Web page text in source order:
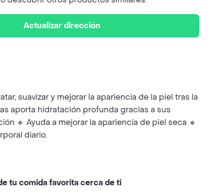
Actualizar dirección
suavizar y mejorar la apariencia de la piel tras la
aporta hidratación profunda gracias a sus
🔹 Ayuda a mejorar la apariencia de piel seca 🔹
diario.
tu comida favorita cerca de ti